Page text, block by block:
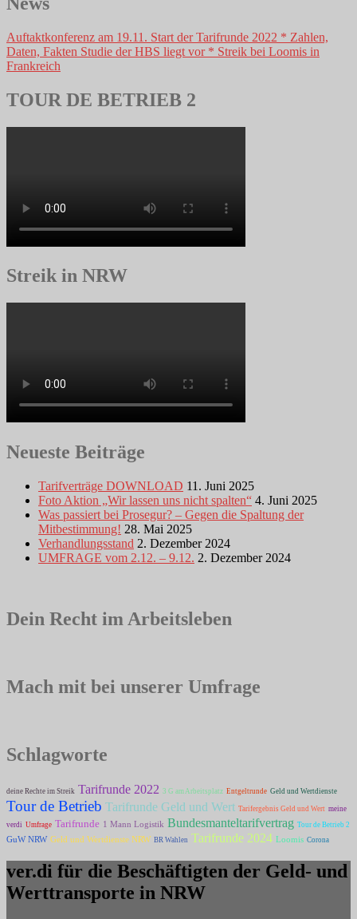
Auftaktkonferenz am 19.11. Start der Tarifrunde 2022 * Zahlen,
Daten, Fakten Studie der HBS liegt vor * Streik bei Loomis in
Frankreich
TOUR DE BETRIEB 2
Streik in NRW
Neueste Beiträge
Tarifverträge DOWNLOAD 11. Juni 2025
Foto Aktion „Wir lassen uns nicht spalten“ 4. Juni 2025
Was passiert bei Prosegur? – Gegen die Spaltung der
Mitbestimmung! 28. Mai 2025
Verhandlungsstand 2. Dezember 2024
UMFRAGE vom 2.12. – 9.12. 2. Dezember 2024
Dein Recht im Arbeitsleben
Mach mit bei unserer Umfrage
Schlagworte
deine Rechte im Streik Tarifrunde 2022 3 G am Arbeitsplatz Entgeltrunde Geld und Wertdienste
Tour de Betrieb Tarifrunde Geld und Wert Tarifergebnis Geld und Wert meine
verdi Umfrage Tarifrunde 1 Mann Logistik Bundesmanteltarifvertrag Tour de Betrieb 2
GuW NRW Geld und Wertdienste NRW BR Wahlen Tarifrunde 2024 Loomis Corona
ver.di für die Beschäftigten der Geld- und
Werttransporte in NRW